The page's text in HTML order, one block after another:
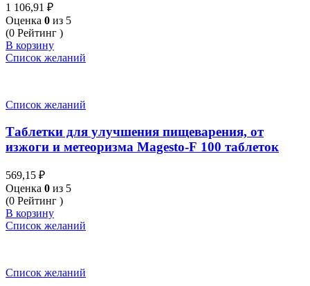
1 106,91 ₽
Оценка 0 из 5
(0 Рейтинг )
В корзину
Список желаний
Список желаний
Таблетки для улучшения пищеварения, от
изжоги и метеоризма Magesto-F 100 таблеток
569,15 ₽
Оценка 0 из 5
(0 Рейтинг )
В корзину
Список желаний
Список желаний